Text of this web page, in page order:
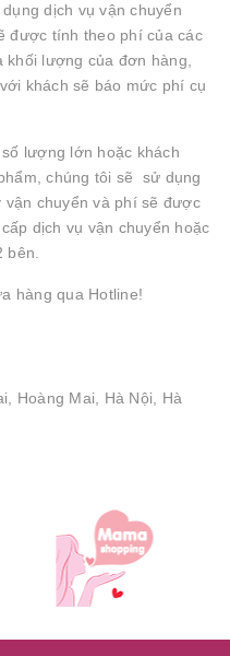
dụng dịch vụ vận chuyển
được tính theo phí của các
lượng của đơn hàng,
khách sẽ báo mức phí cụ
lượng lớn hoặc khách
chúng tôi sẽ sử dụng
vận chuyển và phí sẽ được
dịch vụ vận chuyển hoặc
hàng qua Hotline!
Hoàng Mai, Hà Nội, Hà